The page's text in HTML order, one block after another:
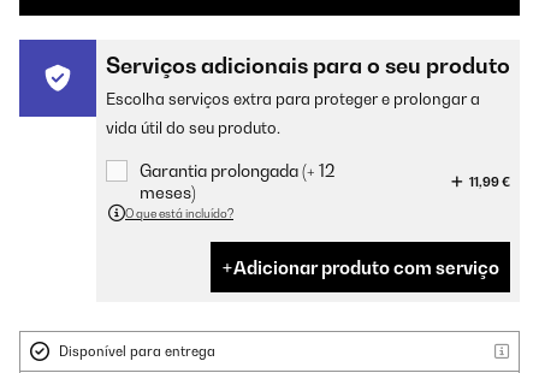
Serviços adicionais para o seu produto
Escolha serviços extra para proteger e prolongar a
vida útil do seu produto.
Garantia prolongada (+ 12
meses)
11,99 €
O que está incluído?
Adicionar produto com serviço
Disponível para entrega